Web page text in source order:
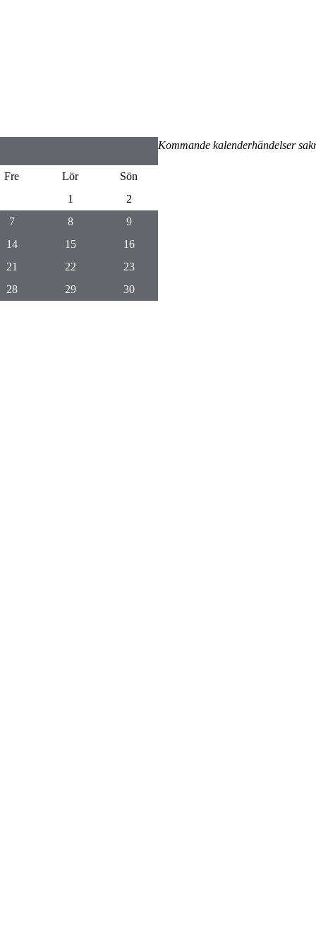
Kommande kalenderhändelser
Fre Lör
Sön
1
2
7 8
9
14 15
16
21 22
23
28 29
30